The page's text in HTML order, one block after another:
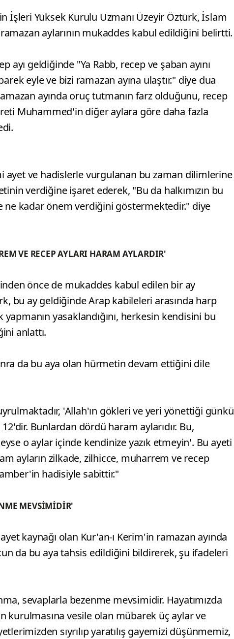
İşleri Yüksek Kurulu Uzmanı Üzeyir Öztürk, İslam
aylarının mukaddes kabul edildiğini belirtti.
ayı geldiğinde "Ya Rabb, recep ve şaban ayını
eyle ve bizi ramazan ayına ulaştır." diye dua
ayında oruç tutmanın farz olduğunu, recep
Muhammed'in diğer aylara göre daha fazla
ayet ve hadislerle vurgulanan bu zaman dilimlerine
verdiğine işaret ederek, "Bu da halkımızın bu
ne kadar önem verdiğini göstermektedir." diye
VE RECEP AYLARI HARAM AYLARDIR'
önce de mukaddes kabul edilen bir ay
bu ay geldiğinde Arap kabileleri arasında harp
yasaklandığını, herkesin kendisini bu
anlattı.
da bu aya olan hürmetin devam ettiğini dile
'Allah'ın gökleri ve yeri yönettiği günkü
12'dir. Bunlardan dördü haram aylarıdır. Bu,
o aylar içinde kendinize yazık etmeyin'. Bu ayeti
ayların zilkade, zilhicce, muharrem ve recep
hadisiyle sabittir."
MEVSİMİDİR'
kaynağı olan Kur'an-ı Kerim'in ramazan ayında
da bu aya tahsis edildiğini bildirerek, şu ifadeleri
sevaplarla bezenme mevsimidir. Hayatımızda
kurulmasına vesile olan mübarek üç aylar ve
sıyrılıp yaratılış gayemizi düşünmemiz,